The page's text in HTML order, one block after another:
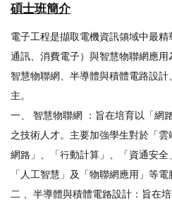
碩士班簡介
電子工程是擷取電機資訊領域中最
通訊、消費電子）與智慧物聯網應用
智慧物聯網、半導體與積體電路設
主。
一、 智慧物聯網 ：旨在培育以「網
之技術人才。 主要加強學生對於「
網路」、「行動計算」、「資通安全
「人工智慧」 及「物聯網應用」等電
二 、半導體與積體電路設計： 旨在